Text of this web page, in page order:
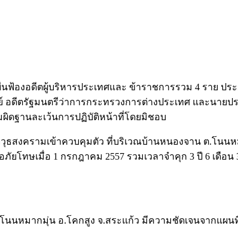
งอดีตผู้บริหารประเทศและ ข้าราชการรวม 4 ราย ปร
ตรัฐมนตรีว่าการกระทรวงการต่างประเทศ และนาย
ดฐานละเว้นการปฏิบัติหน้าที่โดยมิชอบ
สงครามเข้าควบคุมตัว ที่บริเวณบ้านหนองจาน ต.โนน
โทษเมื่อ 1 กรกฎาคม 2557 รวมเวลาจำคุก 3 ปี 6 เดือ
หมากมุ่น อ.โคกสูง จ.สระแก้ว มีความชัดเจนจากแผน